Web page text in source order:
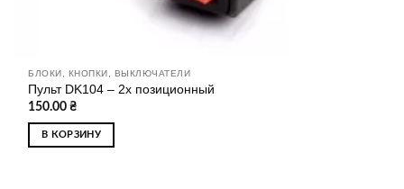
БЛОКИ, КНОПКИ, ВЫКЛЮЧАТЕЛИ
Пульт DK104 – 2х позиционный
150.00₴
В КОРЗИНУ